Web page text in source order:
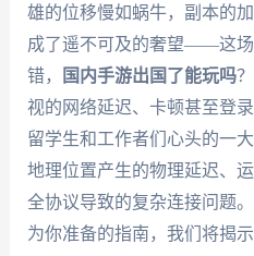
雄的位移慢如蜗牛，副本的
成了遥不可及的奢望——这
错，
国内手游出国了能玩吗
视的网络延迟、卡顿甚至登
留学生和工作者们心头的一
地理位置产生的物理延迟、
全协议导致的复杂连接问题
为你准备的指南，我们将揭